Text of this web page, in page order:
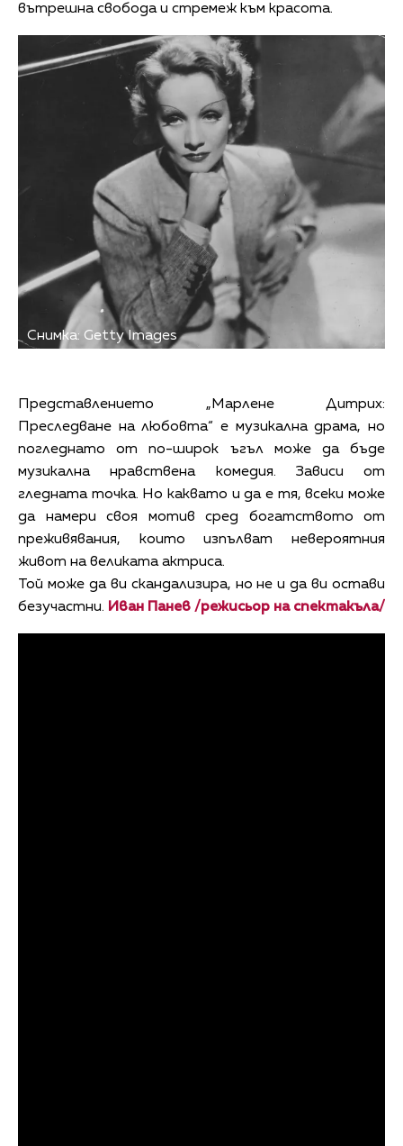
вътрешна свобода и стремеж към красота.
Снимка: Getty Images
Представлението „Марлене Дитрих:
Преследване на любовта“ е музикална драма, но
погледнато от по-широк ъгъл може да бъде
музикална нравствена комедия. Зависи от
гледната точка. Но каквато и да е тя, всеки може
да намери своя мотив сред богатството от
преживявания, които изпълват невероятния
живот на великата актриса.
Той може да ви скандализира, но не и да ви остави
безучастни. Иван Панев /режисьор на спектакъла/